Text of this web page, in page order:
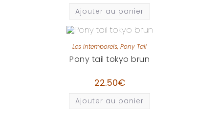
Ajouter au panier
Les intemporels, Pony Tail
Pony tail tokyo brun
22.50€
Ajouter au panier